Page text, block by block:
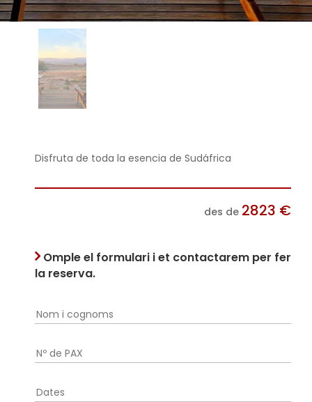
Disfruta de toda la esencia de Sudáfrica
des de 2823 €
Omple el formulari i et contactarem per fer
la reserva.